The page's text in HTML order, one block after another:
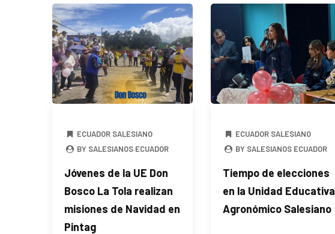
ECUADOR SALESIANO
BY SALESIANOS ECUADOR
Jóvenes de la UE Don
Bosco La Tola realizan
misiones de Navidad en
Pintag
ECUADOR SALESIANO
BY SALESIANOS ECUADOR
Tiempo de elecciones
en la Unidad Educativa
Agronómico Salesiano